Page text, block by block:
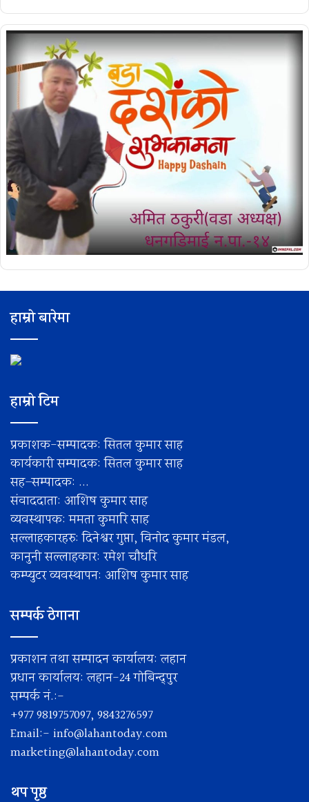
हाम्रो बारेमा
हाम्रो टिम
प्रकाशक-सम्पादक: सितल कुमार साह
कार्यकारी सम्पादक: सितल कुमार साह
सह–सम्पादक: ...
संवाददाता: आशिष कुमार साह
व्यवस्थापक: ममता कुमारि साह
सल्लाहकारहरु: दिनेश्वर गुप्ता, विनोद कुमार मंडल,
कानुनी सल्लाहकार: रमेश चाैधरि
कम्प्युटर व्यवस्थापन: आशिष कुमार साह
सम्पर्क ठेगाना
प्रकाशन तथा सम्पादन कार्यालय: लहान
प्रधान कार्यालय: लहान-24 गोबिन्द्पुर
सम्पर्क नं.:-
+977 9819757097, 9843276597
Email:- info@lahantoday.com
marketing@lahantoday.com
थप पृष्ठ